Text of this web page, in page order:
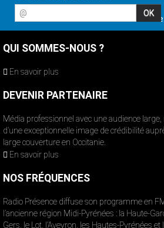
@
QUI SOMMES-NOUS ?
En savoir plus
DEVENIR PARTENAIRE
Média professionnel avec une audience
d’une exceptionnelle image de crédibilité
large couverture en Occitanie.
En savoir plus
NOS FRÉQUENCES
Radio Présence diffuse son programme en
l’ancienne région Midi-Pyrénées : la Haute-
Gers, le Lot, l’Aveyron, les Hautes-Pyrénées